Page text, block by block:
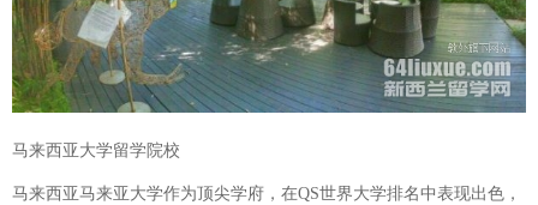
马来西亚大学留学院校
马来西亚马来亚大学作为顶尖学府，在QS世界大学排名中表现出色，